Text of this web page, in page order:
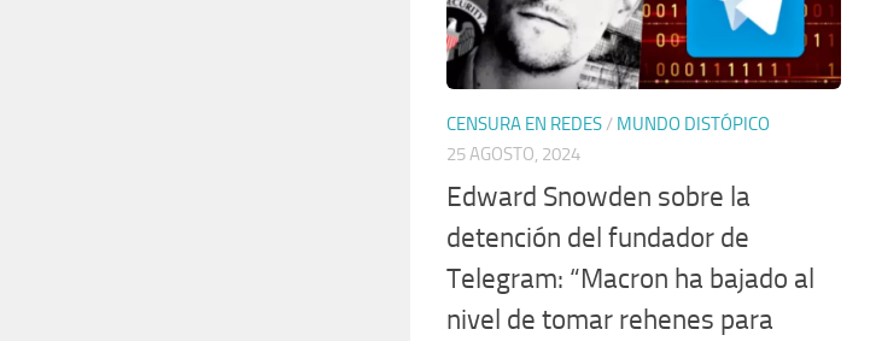
CENSURA EN REDES / MUNDO DISTÓPICO
25 AGOSTO, 2024
Edward Snowden sobre la
detención del fundador de
Telegram: “Macron ha bajado al
nivel de tomar rehenes para